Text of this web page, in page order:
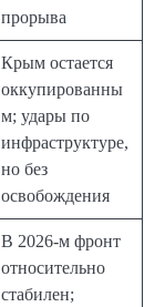
прорыва
Крым остается
оккупированны
м; удары по
инфраструктуре,
но без
освобождения
В 2026-м фронт
относительно
стабилен;